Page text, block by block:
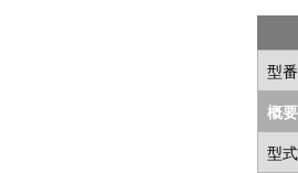
型番
概要
型式